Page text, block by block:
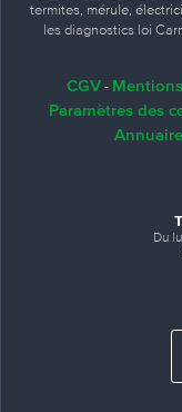
termites, mérule,
les diagnostics loi
CGV -
Paramètres des
Du